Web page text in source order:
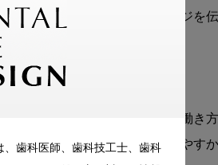
歯科医師、歯科技工士、歯科
を求めているというメッセージを
ます。
本音ではあるものの、昨今の働き
日が多かったり、休日が取れやす